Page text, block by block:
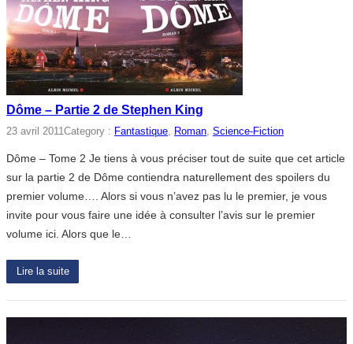
Dôme – Partie 2 de Stephen King
23 avril 2011Category : Fantastique, Roman, Science-Fiction
Dôme – Tome 2 Je tiens à vous préciser tout de suite que cet article
sur la partie 2 de Dôme contiendra naturellement des spoilers du
premier volume…. Alors si vous n’avez pas lu le premier, je vous
invite pour vous faire une idée à consulter l’avis sur le premier
volume ici. Alors que le…
Lire la suite